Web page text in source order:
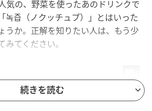
気の、野菜を使ったあのドリンクで
녹즙（ノクッチュプ）」とはいった
うか。正解を知りたい人は、もう少
みてください。
続きを読む